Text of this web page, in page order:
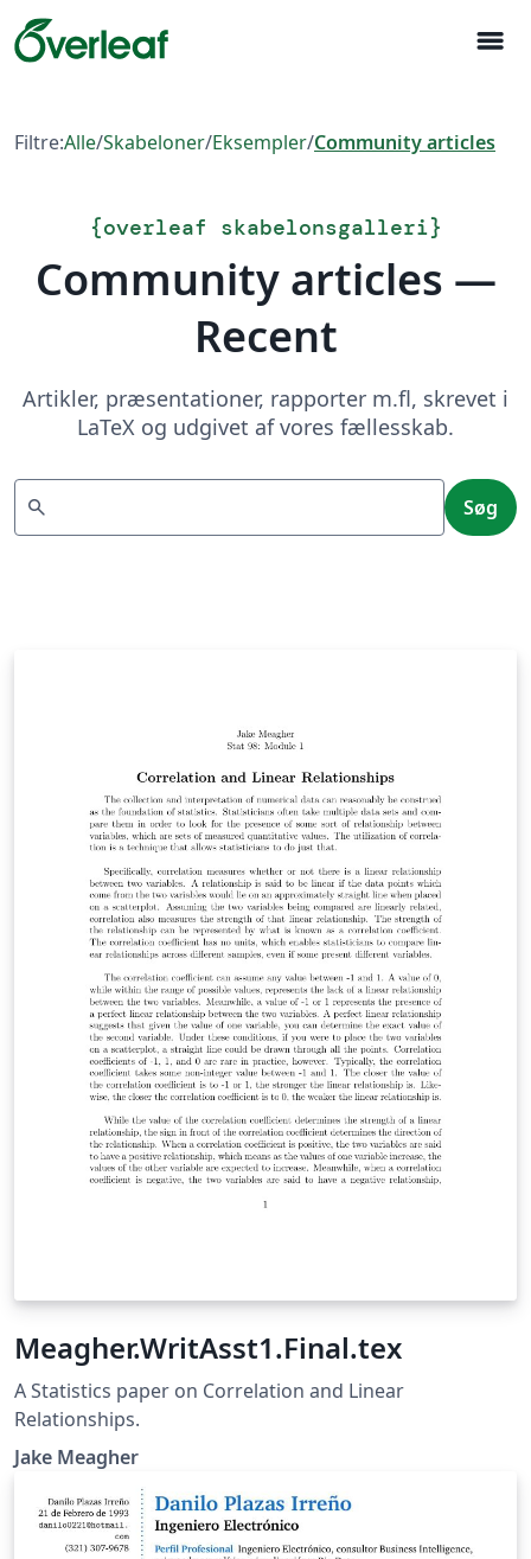
menu
Filtre:Alle/Skabeloner/Eksempler/Community articles
{overleaf skabelonsgalleri}
Community articles —
Recent
Artikler, præsentationer, rapporter m.fl, skrevet i
LaTeX og udgivet af vores fællesskab.
search Søg
Meagher.WritAsst1.Final.tex
A Statistics paper on Correlation and Linear
Relationships.
Jake Meagher